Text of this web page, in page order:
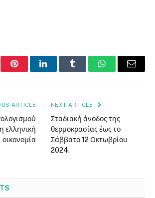
PinterestLinkedInTumblr WhatsAppEmail
ARTICLE
ελληνική
οικονομία
NEXT ARTICLE
Σταδιακή άνοδος της
θερμοκρασίας έως το
Σάββατο 12 Οκτωβρίου
2024.